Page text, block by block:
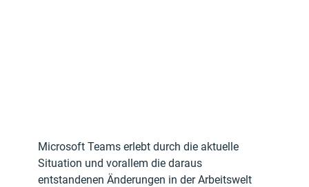
Microsoft Teams erlebt durch die aktuelle
Situation und vorallem die daraus
entstandenen Änderungen in der Arbeitswelt